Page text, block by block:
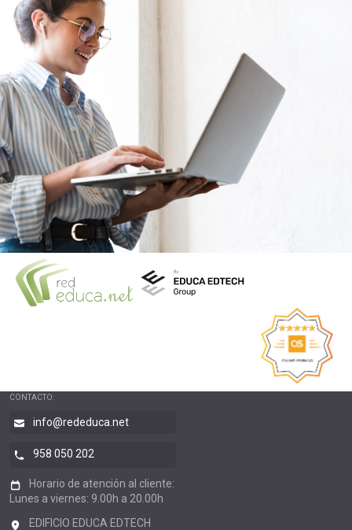
CONTACTO:
info@rededuca.net
958 050 202
Horario de atención al cliente:
Lunes a viernes: 9.00h a 20.00h
EDIFICIO EDUCA EDTECH